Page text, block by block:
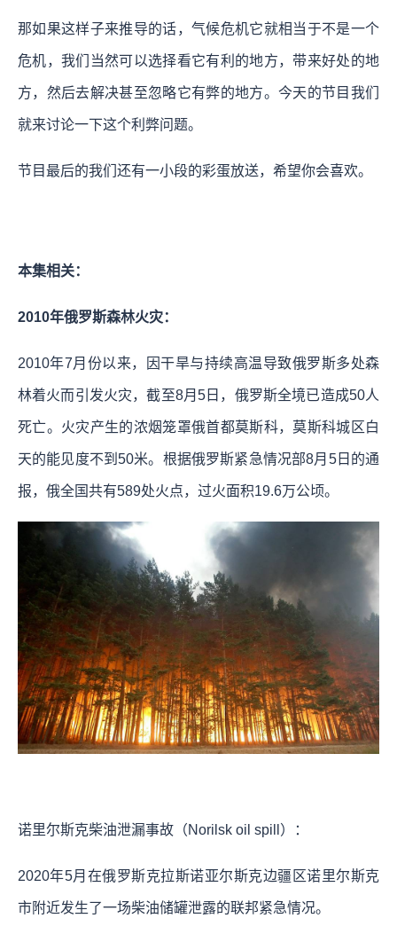
那如果这样子来推导的话，气候危机它就相当于不是一个
危机，我们当然可以选择看它有利的地方，带来好处的地
方，然后去解决甚至忽略它有弊的地方。今天的节目我们
就来讨论一下这个利弊问题。
节目最后的我们还有一小段的彩蛋放送，希望你会喜欢。
本集相关：
2010年俄罗斯森林火灾：
2010年7月份以来，因干旱与持续高温导致俄罗斯多处森
林着火而引发火灾，截至8月5日，俄罗斯全境已造成50人
死亡。火灾产生的浓烟笼罩俄首都莫斯科，莫斯科城区白
天的能见度不到50米。根据俄罗斯紧急情况部8月5日的通
报，俄全国共有589处火点，过火面积19.6万公顷。
诺里尔斯克柴油泄漏事故（Norilsk oil spill）：
2020年5月在俄罗斯克拉斯诺亚尔斯克边疆区诺里尔斯克
市附近发生了一场柴油储罐泄露的联邦紧急情况。